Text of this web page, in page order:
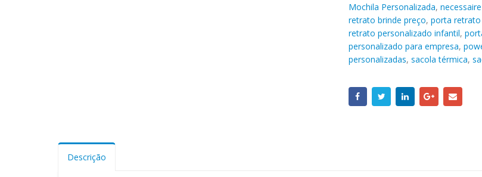
Mochila Personalizada,
retrato brinde preço, porta retrato
retrato personalizado infantil,
personalizado para empresa,
personalizadas, sacola térmica,
Descrição